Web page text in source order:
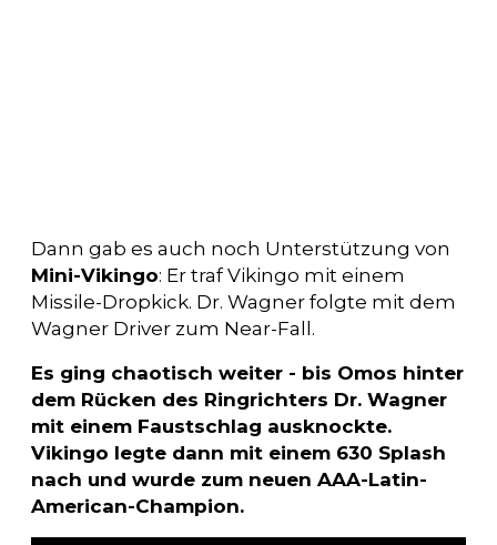
Dann gab es auch noch Unterstützung von
Mini-Vikingo: Er traf Vikingo mit einem
Missile-Dropkick. Dr. Wagner folgte mit dem
Wagner Driver zum Near-Fall.
Es ging chaotisch weiter - bis Omos hinter
dem Rücken des Ringrichters Dr. Wagner
mit einem Faustschlag ausknockte.
Vikingo legte dann mit einem 630 Splash
nach und wurde zum neuen AAA-Latin-
American-Champion.